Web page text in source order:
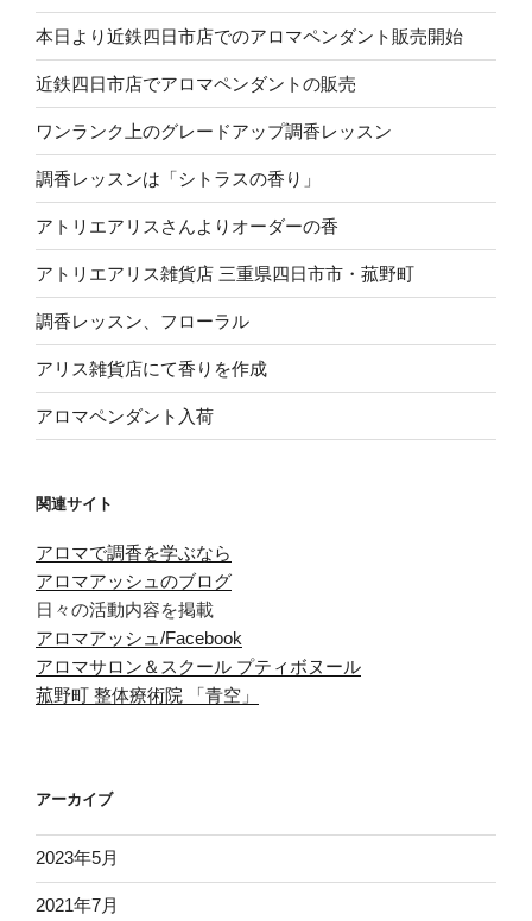
本日より近鉄四日市店でのアロマペンダント販売開始
近鉄四日市店でアロマペンダントの販売
ワンランク上のグレードアップ調香レッスン
調香レッスンは「シトラスの香り」
アトリエアリスさんよりオーダーの香
アトリエアリス雑貨店 三重県四日市市・菰野町
調香レッスン、フローラル
アリス雑貨店にて香りを作成
アロマペンダント入荷
関連サイト
アロマで調香を学ぶなら
アロマアッシュのブログ
日々の活動内容を掲載
アロマアッシュ/Facebook
アロマサロン＆スクール プティボヌール
菰野町 整体療術院 「青空」
アーカイブ
2023年5月
2021年7月